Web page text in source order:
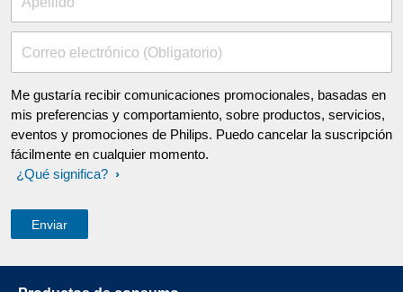
Correo electrónico (Obligatorio)
Me gustaría recibir comunicaciones promocionales, basadas en
mis preferencias y comportamiento, sobre productos, servicios,
eventos y promociones de Philips. Puedo cancelar la suscripción
fácilmente en cualquier momento.
¿Qué significa?